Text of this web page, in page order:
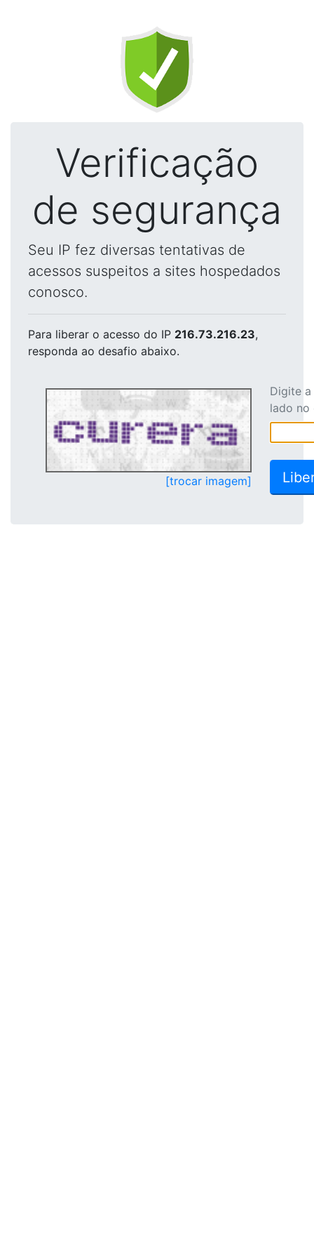
Verificação
de segurança
Seu IP fez diversas tentativas de
acessos suspeitos a sites hospedados
conosco.
Para liberar o acesso do IP 216.73.216.23,
responda ao desafio abaixo.
[trocar imagem]
Digite
lado no